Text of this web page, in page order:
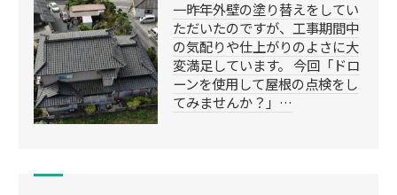
一昨年外壁の塗り替えをしてい
ただいたのですが、工事期間中
の気配りや仕上がりのよさに大
変満足しています。 今回「ドロ
ーンを使用して屋根の点検をし
てみませんか？」…